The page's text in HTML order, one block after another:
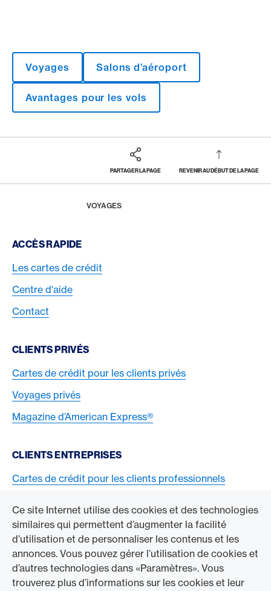
Ce site Internet utilise des cookies et des technologies
similaires qui permettent d’augmenter la facilité
d’utilisation et de personnaliser les contenus et les
annonces. Vous pouvez gérer l’utilisation de cookies et
d’autres technologies dans «Paramètres». Vous
trouverez plus d’informations sur les cookies et leur
Voyages Salons d’aéroport
Avantages pour les vols
PARTAGER LA PAGE REVENIR AU DÉBUT DE LA PAGE
Footer
VOYAGES
Footer Navigation
ACCÈS RAPIDE
Les cartes de crédit
Centre d'aide
Contact
CLIENTS PRIVÉS
Cartes de crédit pour les clients privés
Voyages privés
Magazine d’American Express®
CLIENTS ENTREPRISES
Cartes de crédit pour les clients professionnels
ACCÉDER À L’ENTREPRISE
Swisscard AECS GmbH
American Express Mondial